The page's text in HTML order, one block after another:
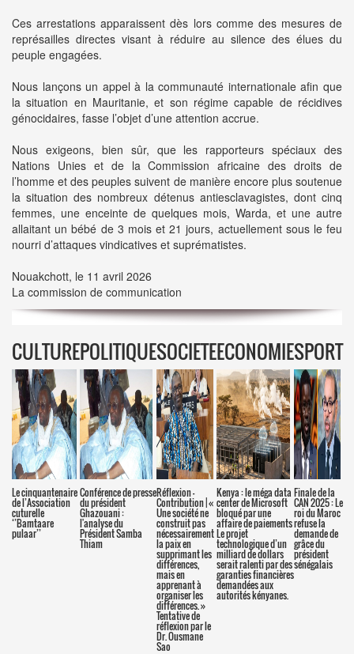
Ces arrestations apparaissent dès lors comme des mesures de
représailles directes visant à réduire au silence des élues du
peuple engagées.
Nous lançons un appel à la communauté internationale afin que
la situation en Mauritanie, et son régime capable de récidives
génocidaires, fasse l’objet d’une attention accrue.
Nous exigeons, bien sûr, que les rapporteurs spéciaux des
Nations Unies et de la Commission africaine des droits de
l’homme et des peuples suivent de manière encore plus soutenue
la situation des nombreux détenus antiesclavagistes, dont cinq
femmes, une enceinte de quelques mois, Warda, et une autre
allaitant un bébé de 3 mois et 21 jours, actuellement sous le feu
nourri d’attaques vindicatives et suprématistes.
Nouakchott, le 11 avril 2026
La commission de communication
CULTUREPOLITIQUESOCIETEECONOMIESPORT
Le cinquantenaire
de l’Association
cuturelle
‘’Bamtaare
pulaar’’
Conférence de presse
du président
Ghazouani :
l'analyse du
Président Samba
Thiam
Réflexion –
Contribution | «
Une société ne
construit pas
nécessairement
la paix en
supprimant les
différences,
mais en
apprenant à
organiser les
différences. »
Tentative de
réflexion par le
Dr. Ousmane
Sao
Kenya : le méga data
center de Microsoft
bloqué par une
affaire de paiements
Le projet
technologique d’un
milliard de dollars
serait ralenti par des
garanties financières
demandées aux
autorités kényanes.
Finale de la
CAN 2025 : Le
roi du Maroc
refuse la
demande de
grâce du
président
sénégalais